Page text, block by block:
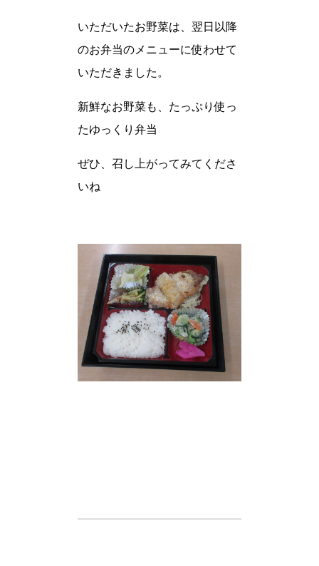
いただいたお野菜は、翌日以降
のお弁当のメニューに使わせて
いただきました。
新鮮なお野菜も、たっぷり使っ
たゆっくり弁当
ぜひ、召し上がってみてくださ
いね